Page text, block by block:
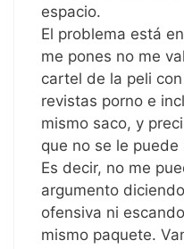
espacio.
El problema está
me pones no me
cartel de la peli
revistas porno e
mismo saco, y
que no se le
Es decir, no me
argumento
ofensiva ni
mismo paquete.